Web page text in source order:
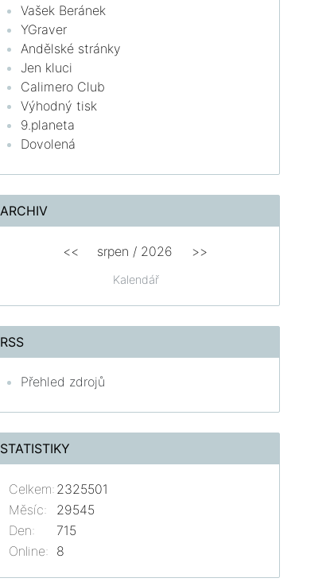
Vašek Beránek
YGraver
Andělské stránky
Jen kluci
Calimero Club
Výhodný tisk
9.planeta
Dovolená
ARCHIV
Kalendář
<< srpen / 2026 >>
RSS
Přehled zdrojů
STATISTIKY
Online: 8
Celkem: 2325501
Měsíc:
29545
Den:
715